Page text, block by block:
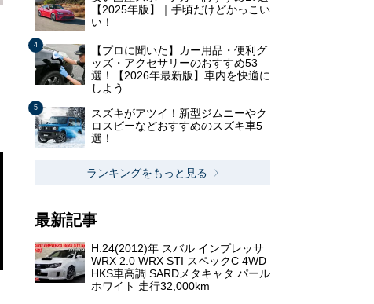
【2025年版】｜手頃だけどかっこい
い！
【プロに聞いた】カー用品・便利グ
ッズ・アクセサリーのおすすめ53
選！【2026年最新版】車内を快適に
しよう
スズキがアツイ！新型ジムニーやク
ロスビーなどおすすめのスズキ車5
選！
ランキングをもっと見る
最新記事
H.24(2012)年 スバル インプレッサ
WRX 2.0 WRX STI スペックC 4WD
HKS車高調 SARDメタキャタ パール
ホワイト 走行32,000km